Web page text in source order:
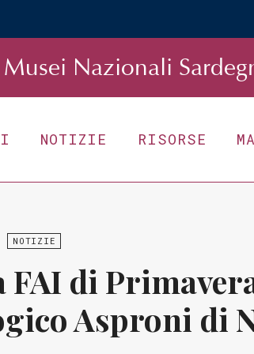
Musei Nazionali
NOTIZIE RISORSE
NOTIZIE
di
Asproni di